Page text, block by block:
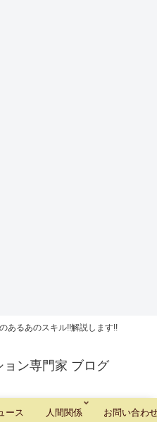
あるあのスキル!!解説します!!
ン専門家 ブログ
ース 人間関係 お問い合わ